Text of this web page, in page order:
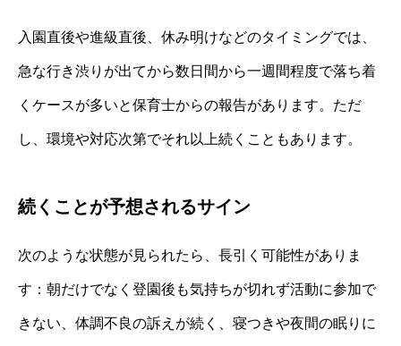
入園直後や進級直後、休み明けなどのタイミングでは、
急な行き渋りが出てから数日間から一週間程度で落ち着
くケースが多いと保育士からの報告があります。ただ
し、環境や対応次第でそれ以上続くこともあります。
続くことが予想されるサイン
次のような状態が見られたら、長引く可能性がありま
す：朝だけでなく登園後も気持ちが切れず活動に参加で
きない、体調不良の訴えが続く、寝つきや夜間の眠りに